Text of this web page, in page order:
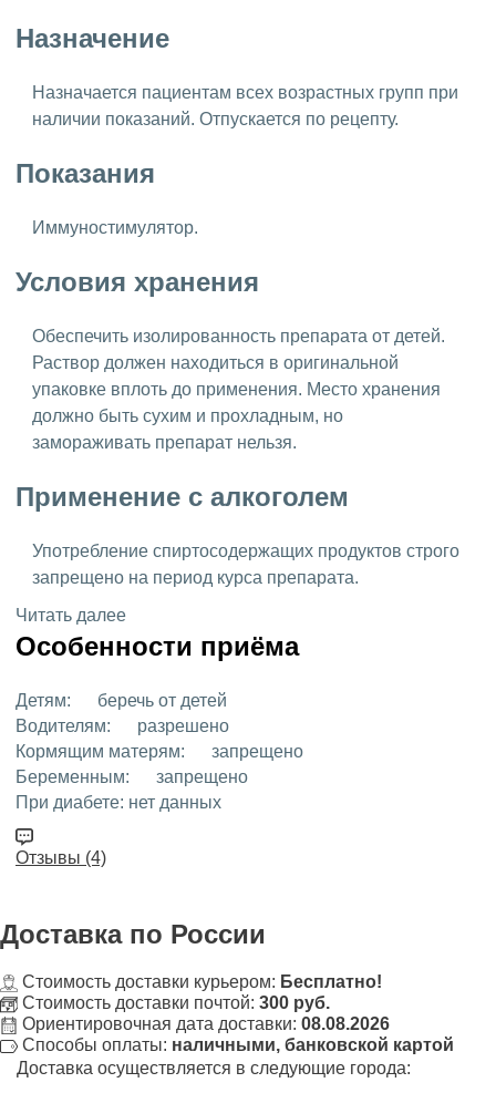
Назначение
Назначается пациентам всех возрастных групп при
наличии показаний. Отпускается по рецепту.
Показания
Иммуностимулятор.
Условия хранения
Обеспечить изолированность препарата от детей.
Раствор должен находиться в оригинальной
упаковке вплоть до применения. Место хранения
должно быть сухим и прохладным, но
замораживать препарат нельзя.
Применение с алкоголем
Употребление спиртосодержащих продуктов строго
запрещено на период курса препарата.
Читать далее
Особенности приёма
Детям:
беречь от детей
Водителям:
разрешено
Кормящим матерям:
запрещено
Беременным:
запрещено
При диабете: нет данных
Отзывы (4)
Доставка по России
Стоимость доставки курьером: Бесплатно!
Стоимость доставки почтой: 300 руб.
Ориентировочная дата доставки: 08.08.2026
Способы оплаты: наличными, банковской картой
Доставка осуществляется в следующие города: